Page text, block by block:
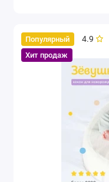
Популярный
Хит продаж
4.9